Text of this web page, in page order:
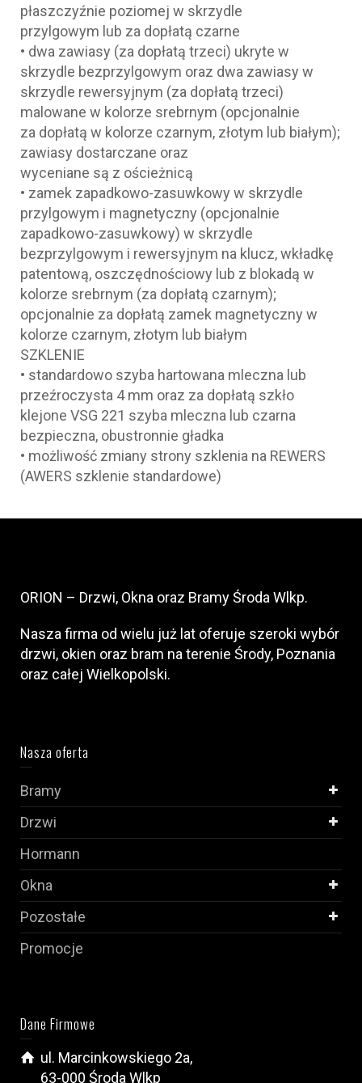
płaszczyźnie poziomej w skrzydle
przylgowym lub za dopłatą czarne
• dwa zawiasy (za dopłatą trzeci) ukryte w
skrzydle bezprzylgowym oraz dwa zawiasy w
skrzydle rewersyjnym (za dopłatą trzeci)
malowane w kolorze srebrnym (opcjonalnie
za dopłatą w kolorze czarnym, złotym lub białym);
zawiasy dostarczane oraz
wyceniane są z ościeżnicą
• zamek zapadkowo-zasuwkowy w skrzydle
przylgowym i magnetyczny (opcjonalnie
zapadkowo-zasuwkowy) w skrzydle
bezprzylgowym i rewersyjnym na klucz, wkładkę
patentową, oszczędnościowy lub z blokadą w
kolorze srebrnym (za dopłatą czarnym);
opcjonalnie za dopłatą zamek magnetyczny w
kolorze czarnym, złotym lub białym
SZKLENIE
• standardowo szyba hartowana mleczna lub
przeźroczysta 4 mm oraz za dopłatą szkło
klejone VSG 221 szyba mleczna lub czarna
bezpieczna, obustronnie gładka
• możliwość zmiany strony szklenia na REWERS
(AWERS szklenie standardowe)
ORION – Drzwi, Okna oraz Bramy Środa Wlkp.
Nasza firma od wielu już lat oferuje szeroki wybór
drzwi, okien oraz bram na terenie Środy, Poznania
oraz całej Wielkopolski.
Nasza oferta
Bramy
Drzwi
Hormann
Okna
Pozostałe
Promocje
Dane Firmowe
ul. Marcinkowskiego 2a,
63-000 Środa Wlkp